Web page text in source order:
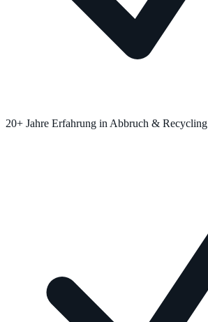
20+ Jahre Erfahrung in Abbruch & Recycling